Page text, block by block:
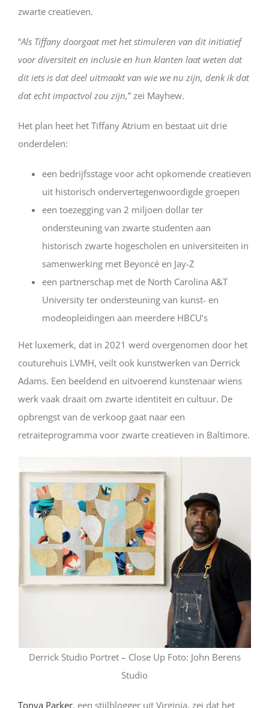
zwarte creatieven.
“Als Tiffany doorgaat met het stimuleren van dit initiatief
voor diversiteit en inclusie en hun klanten laat weten dat
dit iets is dat deel uitmaakt van wie we nu zijn, denk ik dat
dat echt impactvol zou zijn,” zei Mayhew.
Het plan heet het Tiffany Atrium en bestaat uit drie
onderdelen:
een bedrijfsstage voor acht opkomende creatieven
uit historisch ondervertegenwoordigde groepen
een toezegging van 2 miljoen dollar ter
ondersteuning van zwarte studenten aan
historisch zwarte hogescholen en universiteiten in
samenwerking met Beyoncé en Jay-Z
een partnerschap met de North Carolina A&T
University ter ondersteuning van kunst- en
modeopleidingen aan meerdere HBCU’s
Het luxemerk, dat in 2021 werd overgenomen door het
couturehuis LVMH, veilt ook kunstwerken van Derrick
Adams. Een beeldend en uitvoerend kunstenaar wiens
werk vaak draait om zwarte identiteit en cultuur. De
opbrengst van de verkoop gaat naar een
retraiteprogramma voor zwarte creatieven in Baltimore.
Derrick Studio Portret – Close Up Foto: John Berens
Studio
Tonya Parker, een stijlblogger uit Virginia, zei dat het